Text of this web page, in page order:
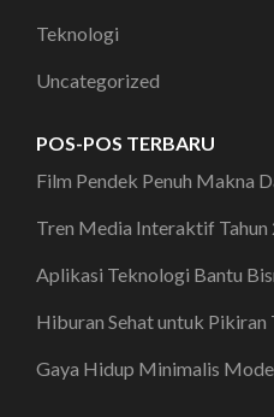
Teknologi
Uncategorized
POS-POS TERBARU
Film Pendek Penuh Makna
Tren Media Interaktif Tahun
Aplikasi Teknologi Bantu
Hiburan Sehat untuk Pikiran
Gaya Hidup Minimalis